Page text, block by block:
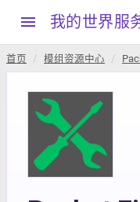
menu 我的世界服
首页 模组资源中心